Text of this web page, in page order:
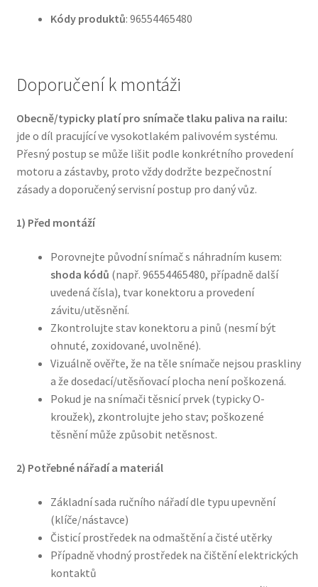
Kódy produktů: 96554465480
Doporučení k montáži
Obecně/typicky platí pro snímače tlaku paliva na railu:
jde o díl pracující ve vysokotlakém palivovém systému.
Přesný postup se může lišit podle konkrétního provedení
motoru a zástavby, proto vždy dodržte bezpečnostní
zásady a doporučený servisní postup pro daný vůz.
1) Před montáží
Porovnejte původní snímač s náhradním kusem:
shoda kódů (např. 96554465480, případně další
uvedená čísla), tvar konektoru a provedení
závitu/utěsnění.
Zkontrolujte stav konektoru a pinů (nesmí být
ohnuté, zoxidované, uvolněné).
Vizuálně ověřte, že na těle snímače nejsou praskliny
a že dosedací/utěsňovací plocha není poškozená.
Pokud je na snímači těsnicí prvek (typicky O-
kroužek), zkontrolujte jeho stav; poškozené
těsnění může způsobit netěsnost.
2) Potřebné nářadí a materiál
Základní sada ručního nářadí dle typu upevnění
(klíče/nástavce)
Čisticí prostředek na odmaštění a čisté utěrky
Případně vhodný prostředek na čištění elektrických
kontaktů